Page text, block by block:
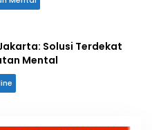
Solusi Terdekat
Mental